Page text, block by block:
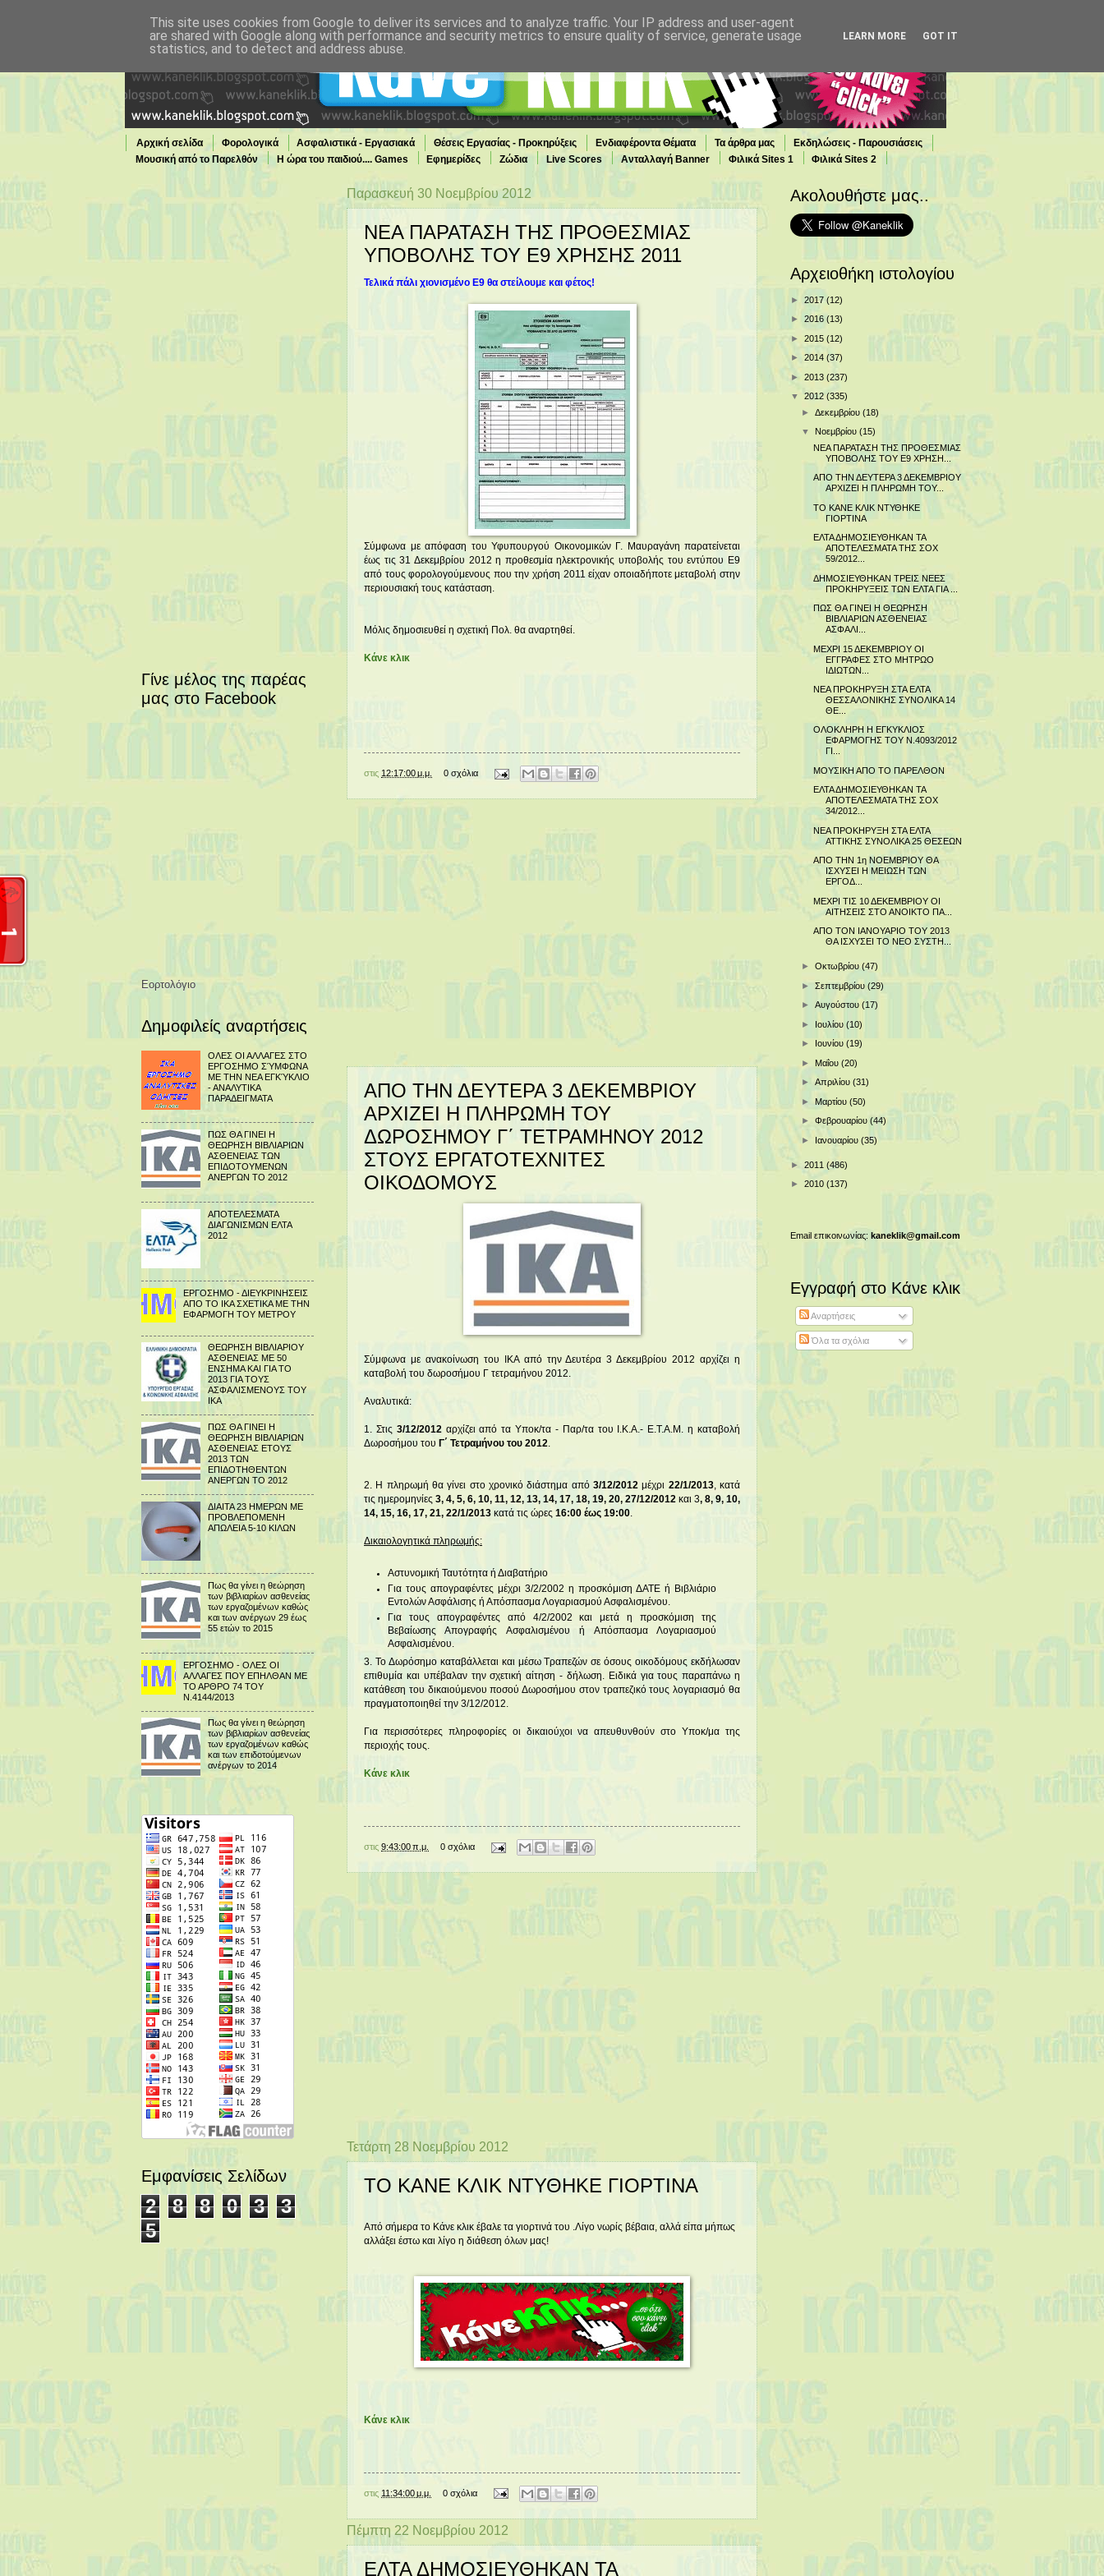
Αρχική σελίδα Φορολογικά Ασφαλιστικά - Εργασιακά Θέσεις Εργασίας - Προκηρύξεις Ενδιαφέροντα Θέματα Τα άρθρα μας
Εκδηλώσεις - Παρουσιάσεις
Μουσική από το Παρελθόν
Η ώρα του παιδιού.... Games Εφημερίδες Ζώδια Live Scores Ανταλλαγή Banner Φιλικά Sites 1
Φιλικά Sites 2
Παρασκευή 30 Νοεμβρίου 2012
ΝΕΑ ΠΑΡΑΤΑΣΗ ΤΗΣ ΠΡΟΘΕΣΜΙΑΣ
ΥΠΟΒΟΛΗΣ ΤΟΥ Ε9 ΧΡΗΣΗΣ 2011
Τελικά πάλι χιονισμένο Ε9 θα στείλουμε και φέτος!
Σύμφωνα με απόφαση του Υφυπουργού Οικονομικών Γ. Μαυραγάνη παρατείνεται
έως τις 31 Δεκεμβρίου 2012 η προθεσμία ηλεκτρονικής υποβολής του εντύπου Ε9
από τους φορολογούμενους που την χρήση 2011 είχαν οποιαδήποτε μεταβολή στην
περιουσιακή τους κατάσταση.
Μόλις δημοσιευθεί η σχετική Πολ. θα αναρτηθεί.
Κάνε κλικ
στις 12:17:00 μ.μ. 0 σχόλια
ΑΠΟ ΤΗΝ ΔΕΥΤΕΡΑ 3 ΔΕΚΕΜΒΡΙΟΥ
ΑΡΧΙΖΕΙ Η ΠΛΗΡΩΜΗ ΤΟΥ
ΔΩΡΟΣΗΜΟΥ Γ΄ ΤΕΤΡΑΜΗΝΟΥ 2012
ΣΤΟΥΣ ΕΡΓΑΤΟΤΕΧΝΙΤΕΣ
ΟΙΚΟΔΟΜΟΥΣ
Σύμφωνα με ανακοίνωση του ΙΚΑ από την Δευτέρα 3 Δεκεμβρίου 2012 αρχίζει η
καταβολή του δωροσήμου Γ τετραμήνου 2012.
Αναλυτικά:
1. Στις 3/12/2012 αρχίζει από τα Υποκ/τα - Παρ/τα του Ι.Κ.Α.- Ε.Τ.Α.Μ. η καταβολή
Δωροσήμου του Γ΄ Τετραμήνου του 2012
2. Η πληρωμή θα γίνει στο χρονικό διάστημα από 3/12/2012μέχρι 22/1/2013, κατά
τις ημερομηνίες 3, 4, 5, 6, 10, 11, 12, 13, 14, 17, 18, 19, 20, 27/12/2012 και 3, 8, 9, 10,
14, 15, 16, 17, 21, 22/1/2013 κατά τις ώρες 16:00 έως 19:00
Δικαιολογητικά πληρωμής:
Αστυνομική Ταυτότητα ή Διαβατήριο
Για τους απογραφέντες μέχρι 3/2/2002 η προσκόμιση ΔΑΤΕ ή Βιβλιάριο
Εντολών Ασφάλισης ή Απόσπασμα Λογαριασμού Ασφαλισμένου.
Για τους απογραφέντες από 4/2/2002 και μετά η προσκόμιση της
Βεβαίωσης Απογραφής Ασφαλισμένου ή Απόσπασμα Λογαριασμού
Ασφαλισμένου.
3. Το Δωρόσημο καταβάλλεται και μέσω Τραπεζών σε όσους οικοδόμους εκδήλωσαν
επιθυμία και υπέβαλαν την σχετική αίτηση - δήλωση. Ειδικά για τους παραπάνω η
κατάθεση του δικαιούμενου ποσού Δωροσήμου στον τραπεζικό τους λογαριασμό θα
πραγματοποιηθεί την 3/12/2012.
Για περισσότερες πληροφορίες οι δικαιούχοι να απευθυνθούν στο Υποκ/μα της
περιοχής τους.
Κάνε κλικ
στις 9:43:00 π.μ. 0 σχόλια
Τετάρτη 28 Νοεμβρίου 2012
ΤΟ ΚΑΝΕ ΚΛΙΚ ΝΤΥΘΗΚΕ ΓΙΟΡΤΙΝΑ
Από σήμερα το Κάνε κλικ έβαλε τα γιορτινά του .Λίγο νωρίς βέβαια, αλλά είπα μήπως
αλλάξει έστω και λίγο η διάθεση όλων μας!
Κάνε κλικ
στις 11:34:00 μ.μ. 0 σχόλια
Πέμπτη 22 Νοεμβρίου 2012
ΕΛΤΑ ΔΗΜΟΣΙΕΥΘΗΚΑΝ ΤΑ
Γίνε μέλος της παρέας
μας στο Facebook
Εορτολόγιο
Δημοφιλείς αναρτήσεις
ΟΛΕΣ ΟΙ ΑΛΛΑΓΕΣ ΣΤΟ
ΕΡΓΟΣΗΜΟ ΣΎΜΦΩΝΑ
ΜΕ ΤΗΝ ΝΕΑ ΕΓΚΎΚΛΙΟ
- ΑΝΑΛΥΤΙΚΑ
ΠΑΡΑΔΕΙΓΜΑΤΑ
ΠΩΣ ΘΑ ΓΙΝΕΙ Η
ΘΕΩΡΗΣΗ ΒΙΒΛΙΑΡΙΩΝ
ΑΣΘΕΝΕΙΑΣ ΤΩΝ
ΕΠΙΔΟΤΟΥΜΕΝΩΝ
ΑΝΕΡΓΩΝ ΤΟ 2012
ΑΠΟΤΕΛΕΣΜΑΤΑ
ΔΙΑΓΩΝΙΣΜΩΝ ΕΛΤΑ
2012
ΕΡΓΟΣΗΜΟ - ΔΙΕΥΚΡΙΝΗΣΕΙΣ
ΑΠΟ ΤΟ ΙΚΑ ΣΧΕΤΙΚΑ ΜΕ ΤΗΝ
ΕΦΑΡΜΟΓΗ ΤΟΥ ΜΕΤΡΟΥ
ΘΕΩΡΗΣΗ ΒΙΒΛΙΑΡΙΟΥ
ΑΣΘΕΝΕΙΑΣ ΜΕ 50
ΕΝΣΗΜΑ ΚΑΙ ΓΙΑ ΤΟ
2013 ΓΙΑ ΤΟΥΣ
ΑΣΦΑΛΙΣΜΕΝΟΥΣ ΤΟΥ
ΙΚΑ
ΠΩΣ ΘΑ ΓΙΝΕΙ Η
ΘΕΩΡΗΣΗ ΒΙΒΛΙΑΡΙΩΝ
ΑΣΘΕΝΕΙΑΣ ΕΤΟΥΣ
2013 ΤΩΝ
ΕΠΙΔΟΤΗΘΕΝΤΩΝ
ΑΝΕΡΓΩΝ ΤΟ 2012
ΔΙΑΙΤΑ 23 ΗΜΕΡΩΝ ΜΕ
ΠΡΟΒΛΕΠΟΜΕΝΗ
ΑΠΩΛΕΙΑ 5-10 ΚΙΛΩΝ
Πως θα γίνει η θεώρηση
των βιβλιαρίων ασθενείας
των εργαζομένων καθώς
και των ανέργων 29 έως
55 ετών το 2015
ΕΡΓΟΣΗΜΟ - ΟΛΕΣ ΟΙ
ΑΛΛΑΓΕΣ ΠΟΥ ΕΠΗΛΘΑΝ ΜΕ
ΤΟ ΑΡΘΡΟ 74 ΤΟΥ
Ν.4144/2013
Πως θα γίνει η θεώρηση
των βιβλιαρίων ασθενείας
των εργαζομένων καθώς
και των επιδοτούμενων
ανέργων το 2014
Εμφανίσεις Σελίδων
2 8 8 0 3
3
5
Ακολουθήστε μας..
Αρχειοθήκη ιστολογίου
► 2017 (12)
► 2016 (13)
► 2015 (12)
► 2014 (37)
► 2013 (237)
▼ 2012 (335)
►Δεκεμβρίου(18)
▼ Νοεμβρίου(15)
ΝΕΑ ΠΑΡΑΤΑΣΗ ΤΗΣ ΠΡΟΘΕΣΜΙΑΣ
ΥΠΟΒΟΛΗΣ ΤΟΥ Ε9 ΧΡΗΣΗ...
ΑΠΟ ΤΗΝ ΔΕΥΤΕΡΑ 3 ΔΕΚΕΜΒΡΙΟΥ
ΑΡΧΙΖΕΙ Η ΠΛΗΡΩΜΗ ΤΟΥ...
ΤΟ ΚΑΝΕ ΚΛΙΚ ΝΤΥΘΗΚΕ
ΓΙΟΡΤΙΝΑ
ΕΛΤΑ ΔΗΜΟΣΙΕΥΘΗΚΑΝ ΤΑ
ΑΠΟΤΕΛΕΣΜΑΤΑ ΤΗΣ ΣΟΧ
59/2012...
ΔΗΜΟΣΙΕΥΘΗΚΑΝ ΤΡΕΙΣ ΝΕΕΣ
ΠΡΟΚΗΡΥΞΕΙΣ ΤΩΝ ΕΛΤΑ ΓΙΑ ...
ΠΩΣ ΘΑ ΓΙΝΕΙ Η ΘΕΩΡΗΣΗ
ΒΙΒΛΙΑΡΙΩΝ ΑΣΘΕΝΕΙΑΣ
ΑΣΦΑΛΙ...
ΜΕΧΡΙ 15 ΔΕΚΕΜΒΡΙΟΥ ΟΙ
ΕΓΓΡΑΦΕΣ ΣΤΟ ΜΗΤΡΩΟ
ΙΔΙΩΤΩΝ...
ΝΕΑ ΠΡΟΚΗΡΥΞΗ ΣΤΑ ΕΛΤΑ
ΘΕΣΣΑΛΟΝΙΚΗΣ ΣΥΝΟΛΙΚΑ 14
ΘΕ...
ΟΛΟΚΛΗΡΗ Η ΕΓΚΥΚΛΙΟΣ
ΕΦΑΡΜΟΓΗΣ ΤΟΥ Ν.4093/2012
ΓΙ...
ΜΟΥΣΙΚΗ ΑΠΟ ΤΟ ΠΑΡΕΛΘΟΝ
ΕΛΤΑ ΔΗΜΟΣΙΕΥΘΗΚΑΝ ΤΑ
ΑΠΟΤΕΛΕΣΜΑΤΑ ΤΗΣ ΣΟΧ
34/2012...
ΝΕΑ ΠΡΟΚΗΡΥΞΗ ΣΤΑ ΕΛΤΑ
ΑΤΤΙΚΗΣ ΣΥΝΟΛΙΚΑ 25 ΘΕΣΕΩΝ
ΑΠΟ ΤΗΝ 1η ΝΟΕΜΒΡΙΟΥ ΘΑ
ΙΣΧΥΣΕΙ Η ΜΕΙΩΣΗ ΤΩΝ
ΕΡΓΟΔ...
ΜΕΧΡΙ ΤΙΣ 10 ΔΕΚΕΜΒΡΙΟΥ ΟΙ
ΑΙΤΗΣΕΙΣ ΣΤΟ ΑΝΟΙΚΤΟ ΠΑ...
ΑΠΟ ΤΟΝ ΙΑΝΟΥΑΡΙΟ ΤΟΥ 2013
ΘΑ ΙΣΧΥΣΕΙ ΤΟ ΝΕΟ ΣΥΣΤΗ...
►Οκτωβρίου(47)
►Σεπτεμβρίου(29)
►Αυγούστου(17)
► Ιουλίου(10)
►
Ιουνίου(19)
►Μαΐου(20)
►Απριλίου(31)
►Μαρτίου(50)
►Φεβρουαρίου(44)
► Ιανουαρίου(35)
► 2011 (486)
► 2010 (137)
Email επικοινωνίας: kaneklik@gmail.com
Εγγραφή στο Κάνε κλικ
Αναρτήσεις
Όλα τα σχόλια
This site uses cookies from Google to deliver its services and to analyze traffic. Your IP address and user-agent
are shared with Google along with performance and security metrics to ensure quality of service, generate usage
statistics, and to detect and address abuse.
LEARN MORE GOT IT